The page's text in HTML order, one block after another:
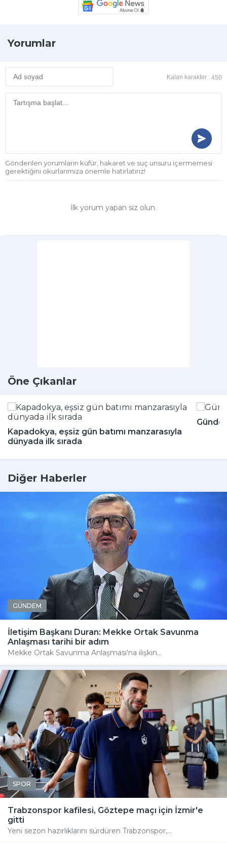
Yorumlar
Kalan karakter : 450
Gönderilen yorumların küfür, hakaret ve suç unsuru içermemesi
gerektiğini okurlarımıza önemle hatırlatırız!
İlk yorum yapan siz olun.
Öne Çıkanlar
Kapadokya, eşsiz gün batımı manzarasıyla
dünyada ilk sırada
Günde
Diğer Haberler
GÜNDEM
İletişim Başkanı Duran: Mekke Ortak Savunma
Anlaşması tarihi bir adım
Mekke Ortak Savunma Anlaşması'na ilişkin...
SPOR
Trabzonspor kafilesi, Göztepe maçı için İzmir'e
gitti
Yeni sezon hazırlıklarını sürdüren Trabzonspor,...